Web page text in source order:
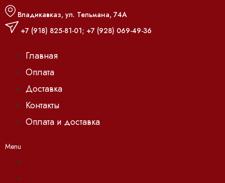
Владикавказ, ул. Тельмана, 74А
+7 (918) 825-81-01; +7 (928) 069-49-36
Главная
Оплата
Доставка
Контакты
Оплата и доставка
Menu